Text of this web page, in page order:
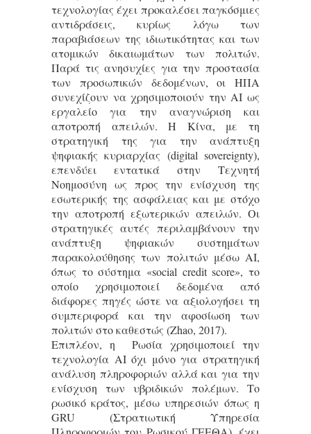
τεχνολογίας έχει προκαλέσει παγκόσμιες
αντιδράσεις, κυρίως λόγω των
παραβιάσεων της ιδιωτικότητας και των
ατομικών δικαιωμάτων των πολιτών.
Παρά τις ανησυχίες για την προστασία
των προσωπικών δεδομένων, οι ΗΠΑ
συνεχίζουν να χρησιμοποιούν την AI ως
εργαλείο για την αναγνώριση και
αποτροπή απειλών. Η Κίνα, με τη
στρατηγική της για την ανάπτυξη
ψηφιακής κυριαρχίας (digital sovereignty),
επενδύει εντατικά στην Τεχνητή
Νοημοσύνη ως προς την ενίσχυση της
εσωτερικής της ασφάλειας και με στόχο
την αποτροπή εξωτερικών απειλών. Οι
στρατηγικές αυτές περιλαμβάνουν την
ανάπτυξη ψηφιακών συστημάτων
παρακολούθησης των πολιτών μέσω AI,
όπως το σύστημα «social credit score», το
οποίο χρησιμοποιεί δεδομένα από
διάφορες πηγές ώστε να αξιολογήσει τη
συμπεριφορά και την αφοσίωση των
πολιτών στο καθεστώς (Zhao, 2017).
Επιπλέον, η Ρωσία χρησιμοποιεί την
τεχνολογία AI όχι μόνο για στρατηγική
ανάλυση πληροφοριών αλλά και για την
ενίσχυση των υβριδικών πολέμων. Το
ρωσικό κράτος, μέσω υπηρεσιών όπως η
GRU (Στρατιωτική Υπηρεσία